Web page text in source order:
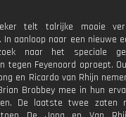
telt talrijke mooie
In aanloop naar een nieuwe
naar het speciale
tegen Feyenoord oproept.
en Ricardo van Rhijn
Brobbey mee in hun
De laatste twee zaten